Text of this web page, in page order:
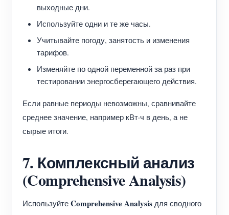
выходные дни.
Используйте одни и те же часы.
Учитывайте погоду, занятость и изменения
тарифов.
Изменяйте по одной переменной за раз при
тестировании энергосберегающего действия.
Если равные периоды невозможны, сравнивайте
среднее значение, например кВт·ч в день, а не
сырые итоги.
7. Комплексный анализ
(Comprehensive Analysis)
Используйте Comprehensive Analysis для сводного